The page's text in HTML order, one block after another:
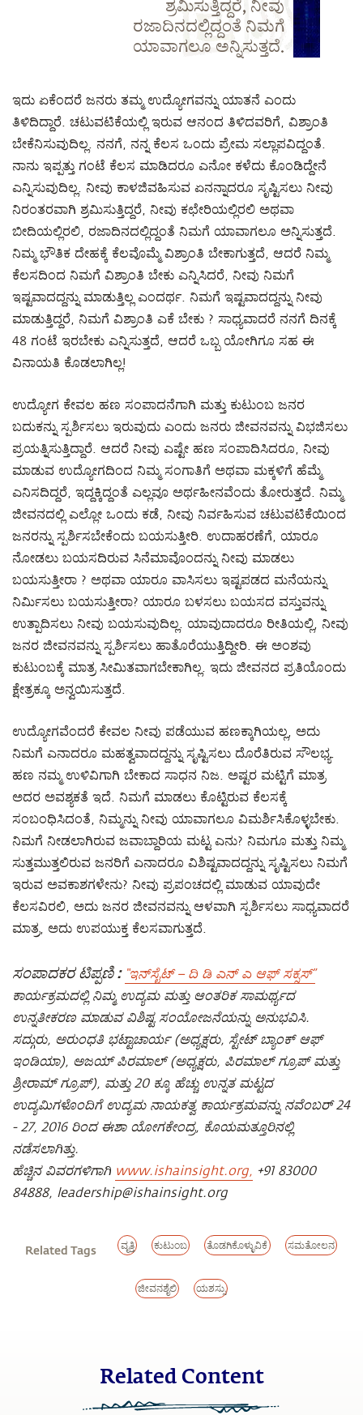
ಶ್ರಮಿಸುತ್ತಿದ್ದರೆ, ನೀವು
ರಜಾದಿನದಲ್ಲಿದ್ದಂತೆ ನಿಮಗೆ
ಯಾವಾಗಲೂ ಅನ್ನಿಸುತ್ತದೆ.
ಇದು ಏಕೆಂದರೆ ಜನರು ತಮ್ಮ ಉದ್ಯೋಗವನ್ನು ಯಾತನೆ ಎಂದು
ತಿಳಿದಿದ್ದಾರೆ. ಚಟುವಟಿಕೆಯಲ್ಲಿ ಇರುವ ಆನಂದ ತಿಳಿದವರಿಗೆ, ವಿಶ್ರಾಂತಿ
ಬೇಕೆನಿಸುವುದಿಲ್ಲ. ನನಗೆ, ನನ್ನ ಕೆಲಸ ಒಂದು ಪ್ರೇಮ ಸಲ್ಲಾಪವಿದ್ದಂತೆ.
ನಾನು ಇಪ್ಪತ್ತು ಗಂಟೆ ಕೆಲಸ ಮಾಡಿದರೂ ಎನೋ ಕಳೆದು ಕೊಂಡಿದ್ದೇನೆ
ಎನ್ನಿಸುವುದಿಲ್ಲ. ನೀವು ಕಾಳಜಿವಹಿಸುವ ಏನನ್ನಾದರೂ ಸೃಷ್ಟಿಸಲು ನೀವು
ನಿರಂತರವಾಗಿ ಶ್ರಮಿಸುತ್ತಿದ್ದರೆ, ನೀವು ಕಛೇರಿಯಲ್ಲಿರಲಿ ಅಥವಾ
ಬೀದಿಯಲ್ಲಿರಲಿ, ರಜಾದಿನದಲ್ಲಿದ್ದಂತೆ ನಿಮಗೆ ಯಾವಾಗಲೂ ಅನ್ನಿಸುತ್ತದೆ.
ನಿಮ್ಮ ಭೌತಿಕ ದೇಹಕ್ಕೆ ಕೆಲವೊಮ್ಮೆ ವಿಶ್ರಾಂತಿ ಬೇಕಾಗುತ್ತದೆ, ಆದರೆ ನಿಮ್ಮ
ಕೆಲಸದಿಂದ ನಿಮಗೆ ವಿಶ್ರಾಂತಿ ಬೇಕು ಎನ್ನಿಸಿದರೆ, ನೀವು ನಿಮಗೆ
ಇಷ್ಟವಾದದ್ದನ್ನು ಮಾಡುತ್ತಿಲ್ಲ ಎಂದರ್ಥ. ನಿಮಗೆ ಇಷ್ಟವಾದದ್ದನ್ನು ನೀವು
ಮಾಡುತ್ತಿದ್ದರೆ, ನಿಮಗೆ ವಿಶ್ರಾಂತಿ ಎಕೆ ಬೇಕು ? ಸಾಧ್ಯವಾದರೆ ನನಗೆ ದಿನಕ್ಕೆ
48 ಗಂಟೆ ಇರಬೇಕು ಎನ್ನಿಸುತ್ತದೆ, ಆದರೆ ಒಬ್ಬ ಯೋಗಿಗೂ ಸಹ ಈ
ವಿನಾಯತಿ ಕೊಡಲಾಗಿಲ್ಲ!
ಉದ್ಯೋಗ ಕೇವಲ ಹಣ ಸಂಪಾದನೆಗಾಗಿ ಮತ್ತು ಕುಟುಂಬ ಜನರ
ಬದುಕನ್ನು ಸ್ಪರ್ಶಿಸಲು ಇರುವುದು ಎಂದು ಜನರು ಜೀವನವನ್ನು ವಿಭಜಿಸಲು
ಪ್ರಯತ್ನಿಸುತ್ತಿದ್ದಾರೆ. ಆದರೆ ನೀವು ಎಷ್ಟೇ ಹಣ ಸಂಪಾದಿಸಿದರೂ, ನೀವು
ಮಾಡುವ ಉದ್ಯೋಗದಿಂದ ನಿಮ್ಮ ಸಂಗಾತಿಗೆ ಅಥವಾ ಮಕ್ಕಳಿಗೆ ಹೆಮ್ಮೆ
ಎನಿಸದಿದ್ದರೆ, ಇದ್ದಕ್ಕಿದ್ದಂತೆ ಎಲ್ಲವೂ ಅರ್ಥಹೀನವೆಂದು ತೋರುತ್ತದೆ. ನಿಮ್ಮ
ಜೀವನದಲ್ಲಿ ಎಲ್ಲೋ ಒಂದು ಕಡೆ, ನೀವು ನಿರ್ವಹಿಸುವ ಚಟುವಟಿಕೆಯಿಂದ
ಜನರನ್ನು ಸ್ಪರ್ಶಿಸಬೇಕೆಂದು ಬಯಸುತ್ತೀರಿ. ಉದಾಹರಣೆಗೆ, ಯಾರೂ
ನೋಡಲು ಬಯಸದಿರುವ ಸಿನೆಮಾವೊಂದನ್ನು ನೀವು ಮಾಡಲು
ಬಯಸುತ್ತೀರಾ ? ಅಥವಾ ಯಾರೂ ವಾಸಿಸಲು ಇಷ್ಟಪಡದ ಮನೆಯನ್ನು
ನಿರ್ಮಿಸಲು ಬಯಸುತ್ತೀರಾ? ಯಾರೂ ಬಳಸಲು ಬಯಸದ ವಸ್ತುವನ್ನು
ಉತ್ಪಾದಿಸಲು ನೀವು ಬಯಸುವುದಿಲ್ಲ. ಯಾವುದಾದರೂ ರೀತಿಯಲ್ಲಿ, ನೀವು
ಜನರ ಜೀವನವನ್ನು ಸ್ಪರ್ಶಿಸಲು ಹಾತೊರೆಯುತ್ತಿದ್ದೀರಿ. ಈ ಅಂಶವು
ಕುಟುಂಬಕ್ಕೆ ಮಾತ್ರ ಸೀಮಿತವಾಗಬೇಕಾಗಿಲ್ಲ. ಇದು ಜೀವನದ ಪ್ರತಿಯೊಂದು
ಕ್ಷೇತ್ರಕ್ಕೂ ಅನ್ವಯಿಸುತ್ತದೆ.
ಉದ್ಯೋಗವೆಂದರೆ ಕೇವಲ ನೀವು ಪಡೆಯುವ ಹಣಕ್ಕಾಗಿಯಲ್ಲ, ಅದು
ನಿಮಗೆ ಎನಾದರೂ ಮಹತ್ವವಾದದ್ದನ್ನು ಸೃಷ್ಟಿಸಲು ದೊರೆತಿರುವ ಸೌಲಭ್ಯ.
ಹಣ ನಮ್ಮ ಉಳಿವಿಗಾಗಿ ಬೇಕಾದ ಸಾಧನ ನಿಜ. ಅಷ್ಟರ ಮಟ್ಟಿಗೆ ಮಾತ್ರ
ಅದರ ಅವಶ್ಯಕತೆ ಇದೆ. ನಿಮಗೆ ಮಾಡಲು ಕೊಟ್ಟಿರುವ ಕೆಲಸಕ್ಕೆ
ಸಂಬಂಧಿಸಿದಂತೆ, ನಿಮ್ಮನ್ನು ನೀವು ಯಾವಾಗಲೂ ವಿಮರ್ಶಿಸಿಕೊಳ್ಳಬೇಕು.
ನಿಮಗೆ ನೀಡಲಾಗಿರುವ ಜವಾಬ್ದಾರಿಯ ಮಟ್ಟ ಎನು? ನಿಮಗೂ ಮತ್ತು ನಿಮ್ಮ
ಸುತ್ತಮುತ್ತಲಿರುವ ಜನರಿಗೆ ಎನಾದರೂ ವಿಶಿಷ್ಟವಾದದ್ದನ್ನು ಸೃಷ್ಟಿಸಲು ನಿಮಗೆ
ಇರುವ ಅವಕಾಶಗಳೇನು? ನೀವು ಪ್ರಪಂಚದಲ್ಲಿ ಮಾಡುವ ಯಾವುದೇ
ಕೆಲಸವಿರಲಿ, ಅದು ಜನರ ಜೀವನವನ್ನು ಆಳವಾಗಿ ಸ್ಪರ್ಶಿಸಲು ಸಾಧ್ಯವಾದರೆ
ಮಾತ್ರ, ಅದು ಉಪಯುಕ್ತ ಕೆಲಸವಾಗುತ್ತದೆ.
ಸಂಪಾದಕರ ಟಿಪ್ಪಣಿ : “ಇನ್‍ಸೈಟ್ – ದಿ ಡಿ ಎನ್ ಎ ಆಫ್ ಸಕ್ಸಸ್”
ಕಾರ್ಯಕ್ರಮದಲ್ಲಿ ನಿಮ್ಮ ಉದ್ಯಮ ಮತ್ತು ಆಂತರಿಕ ಸಾಮರ್ಥ್ಯದ
ಉನ್ನತೀಕರಣ ಮಾಡುವ ವಿಶಿಷ್ಟ ಸಂಯೋಜನೆಯನ್ನು ಅನುಭವಿಸಿ.
ಸದ್ಗುರು, ಅರುಂಧತಿ ಭಟ್ಟಾಚಾರ್ಯ (ಅಧ್ಯಕ್ಷರು, ಸ್ಟೇಟ್ ಬ್ಯಾಂಕ್ ಆಫ್
ಇಂಡಿಯಾ), ಅಜಯ್ ಪಿರಮಾಲ್ (ಅಧ್ಯಕ್ಷರು, ಪಿರಮಾಲ್ ಗ್ರೂಪ್ ಮತ್ತು
ಶ್ರೀರಾಮ್ ಗ್ರೂಪ್), ಮತ್ತು 20 ಕ್ಕೂ ಹೆಚ್ಚು ಉನ್ನತ ಮಟ್ಟದ
ಉದ್ಯಮಿಗಳೊಂದಿಗೆ ಉದ್ಯಮ ನಾಯಕತ್ವ ಕಾರ್ಯಕ್ರಮವನ್ನು ನವೆಂಬರ್ 24
- 27, 2016 ರಿಂದ ಈಶಾ ಯೋಗಕೇಂದ್ರ, ಕೊಯಮತ್ತೂರಿನಲ್ಲಿ
ನಡೆಸಲಾಗಿತ್ತು.
ಹೆಚ್ಚಿನ ವಿವರಗಳಿಗಾಗಿ www.ishainsight.org, +91 83000
84888, leadership@ishainsight.org
Related Tags ವೃತ್ತಿ ಕುಟುಂಬ ತೊಡಗಿಕೊಳ್ಳುವಿಕೆ ಸಮತೋಲನ
ಜೀವನಶೈಲಿ ಯಶಸ್ಸು
Related Content